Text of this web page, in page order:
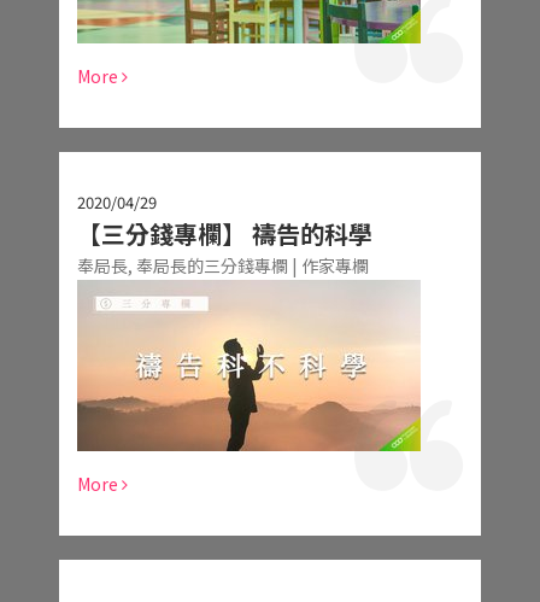
More
2020/04/29
【三分錢專欄】 禱告的科學
奉局長, 奉局長的三分錢專欄 | 作家專欄
More